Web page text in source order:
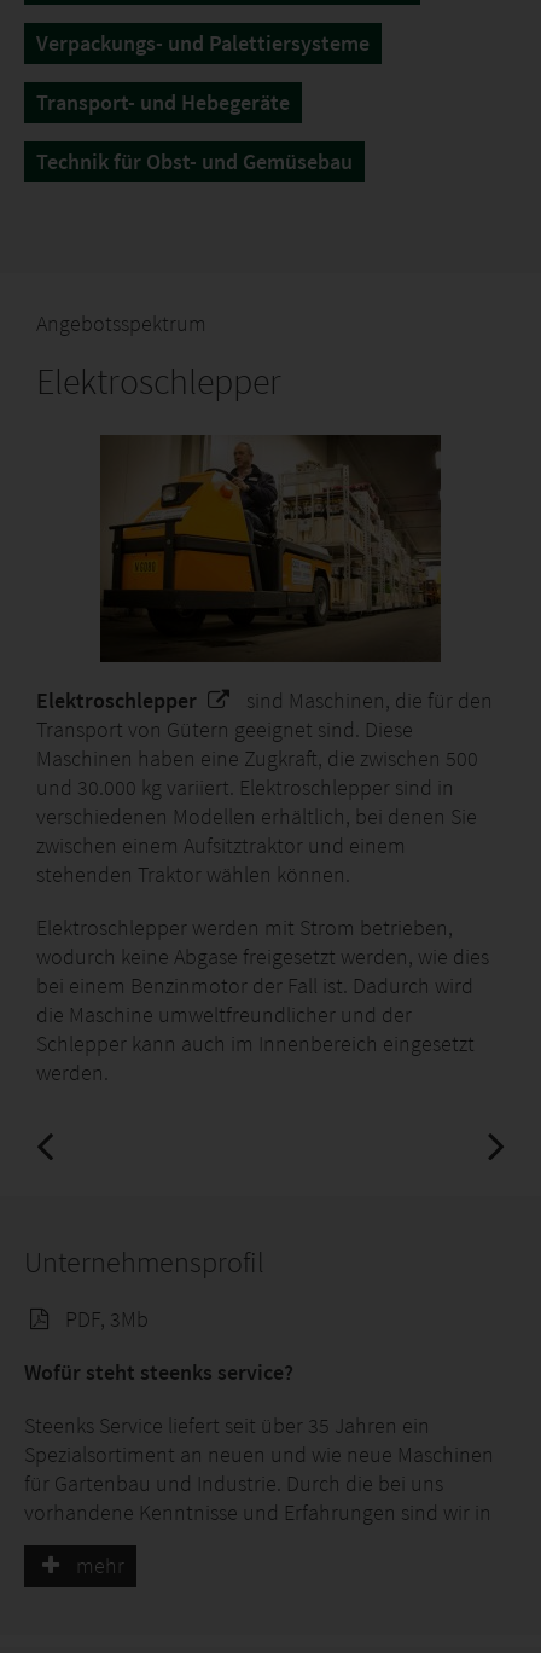
Verpackungs- und Palettiersysteme
Transport- und Hebegeräte
Technik für Obst- und Gemüsebau
Angebotsspektrum
Elektroschlepper
Elektroschlepper
sind Maschinen, die für den
Transport von Gütern geeignet sind. Diese
Maschinen haben eine Zugkraft, die zwischen 500
und 30.000 kg variiert. Elektroschlepper sind in
verschiedenen Modellen erhältlich, bei denen Sie
zwischen einem Aufsitztraktor und einem
stehenden Traktor wählen können.
Elektroschlepper werden mit Strom betrieben,
wodurch keine Abgase freigesetzt werden, wie dies
bei einem Benzinmotor der Fall ist. Dadurch wird
die Maschine umweltfreundlicher und der
Schlepper kann auch im Innenbereich eingesetzt
werden.
Unternehmensprofil
PDF, 3Mb
Wofür steht steenks service?
Steenks Service liefert seit über 35 Jahren ein
Spezialsortiment an neuen und wie neue Maschinen
für Gartenbau und Industrie. Durch die bei uns
vorhandene Kenntnisse und Erfahrungen sind wir in
der Lage, Sie zu Ihren Maschinen fachkundig zu
beraten.mehr